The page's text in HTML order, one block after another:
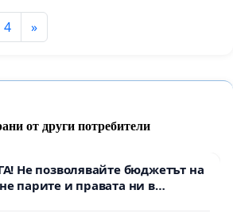
4 »
от други потребители
Не позволявайте бюджетът на
парите и правата ни в